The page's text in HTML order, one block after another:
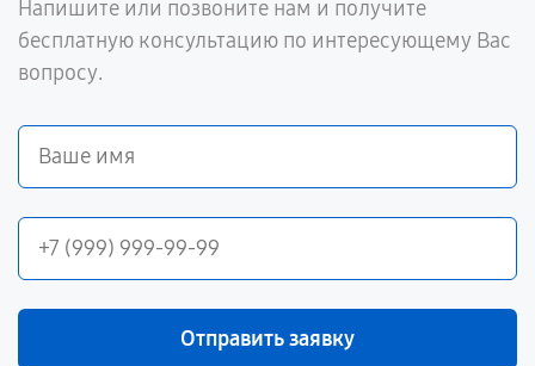
Напишите или позвоните нам и получите
бесплатную консультацию по интересующему Вас
вопросу.
Отправить заявку